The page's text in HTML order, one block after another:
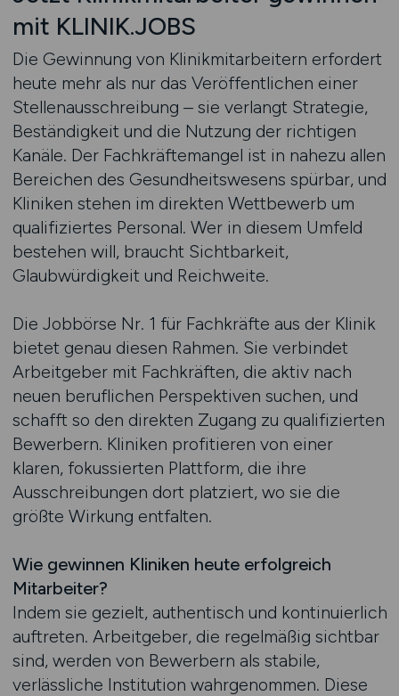
mit KLINIK.JOBS
Die Gewinnung von Klinikmitarbeitern erfordert
heute mehr als nur das Veröffentlichen einer
Stellenausschreibung – sie verlangt Strategie,
Beständigkeit und die Nutzung der richtigen
Kanäle. Der Fachkräftemangel ist in nahezu allen
Bereichen des Gesundheitswesens spürbar, und
Kliniken stehen im direkten Wettbewerb um
qualifiziertes Personal. Wer in diesem Umfeld
bestehen will, braucht Sichtbarkeit,
Glaubwürdigkeit und Reichweite.
Die Jobbörse Nr. 1 für Fachkräfte aus der Klinik
bietet genau diesen Rahmen. Sie verbindet
Arbeitgeber mit Fachkräften, die aktiv nach
neuen beruflichen Perspektiven suchen, und
schafft so den direkten Zugang zu qualifizierten
Bewerbern. Kliniken profitieren von einer
klaren, fokussierten Plattform, die ihre
Ausschreibungen dort platziert, wo sie die
größte Wirkung entfalten.
Wie gewinnen Kliniken heute erfolgreich
Mitarbeiter?
Indem sie gezielt, authentisch und kontinuierlich
auftreten. Arbeitgeber, die regelmäßig sichtbar
sind, werden von Bewerbern als stabile,
verlässliche Institution wahrgenommen. Diese